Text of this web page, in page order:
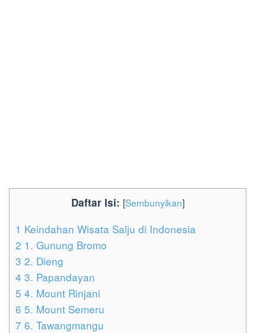
Daftar Isi: [Sembunyikan]
1 Keindahan Wisata Salju di Indonesia
2 1. Gunung Bromo
3 2. Dieng
4 3. Papandayan
5 4. Mount Rinjani
6 5. Mount Semeru
7 6. Tawangmangu